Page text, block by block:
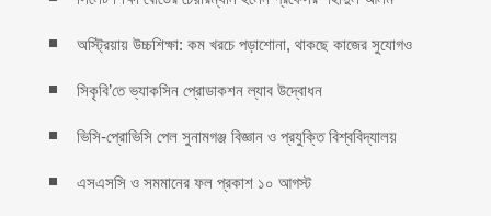
অস্ট্রিয়ায় উচ্চশিক্ষা: কম খরচে পড়াশোনা, থাকছে কাজের সুযোগও
সিকৃবি’তে ভ্যাকসিন প্রোডাকশন ল্যাব উদ্বোধন
ভিসি-প্রোভিসি পেল সুনামগঞ্জ বিজ্ঞান ও প্রযুক্তি বিশ্ববিদ্যালয়
এসএসসি ও সমমানের ফল প্রকাশ ১০ আগস্ট